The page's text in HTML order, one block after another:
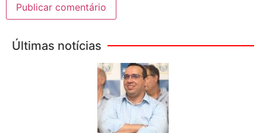
Últimas notícias